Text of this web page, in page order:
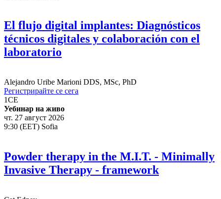
El flujo digital implantes: Diagnósticos
técnicos digitales y colaboración con el
laboratorio
Alejandro Uribe Marioni DDS, MSc, PhD
Регистрирайте се сега
1CE
Уебинар на живо
чт. 27 август 2026
9:30 (EET) Sofia
Powder therapy in the M.I.T. - Minimally
Invasive Therapy - framework